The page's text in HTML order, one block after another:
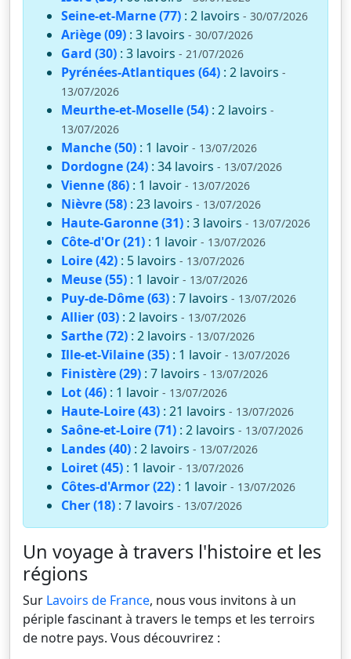
Seine-et-Marne (77) : 2 lavoirs - 30/07/2026
Ariège (09) : 3 lavoirs - 30/07/2026
Gard (30) : 3 lavoirs - 21/07/2026
Pyrénées-Atlantiques (64) : 2 lavoirs -
13/07/2026
Meurthe-et-Moselle (54) : 2 lavoirs -
13/07/2026
Manche (50) : 1 lavoir - 13/07/2026
Dordogne (24) : 34 lavoirs - 13/07/2026
Vienne (86) : 1 lavoir - 13/07/2026
Nièvre (58) : 23 lavoirs - 13/07/2026
Haute-Garonne (31) : 3 lavoirs - 13/07/2026
Côte-d'Or (21) : 1 lavoir - 13/07/2026
Loire (42) : 5 lavoirs - 13/07/2026
Meuse (55) : 1 lavoir - 13/07/2026
Puy-de-Dôme (63) : 7 lavoirs - 13/07/2026
Allier (03) : 2 lavoirs - 13/07/2026
Sarthe (72) : 2 lavoirs - 13/07/2026
Ille-et-Vilaine (35) : 1 lavoir - 13/07/2026
Finistère (29) : 7 lavoirs - 13/07/2026
Lot (46) : 1 lavoir - 13/07/2026
Haute-Loire (43) : 21 lavoirs - 13/07/2026
Saône-et-Loire (71) : 2 lavoirs - 13/07/2026
Landes (40) : 2 lavoirs - 13/07/2026
Loiret (45) : 1 lavoir - 13/07/2026
Côtes-d'Armor (22) : 1 lavoir - 13/07/2026
Cher (18) : 7 lavoirs - 13/07/2026
Un voyage à travers l'histoire et les
régions
Sur Lavoirs de France, nous vous invitons à un
périple fascinant à travers le temps et les terroirs
de notre pays. Vous découvrirez :